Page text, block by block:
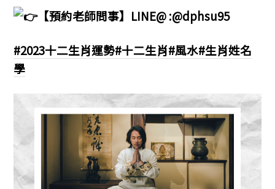
【預約老師問事】LINE@ :@dphsu95
#2023十二生肖運勢#十二生肖#風水#生肖姓名
學